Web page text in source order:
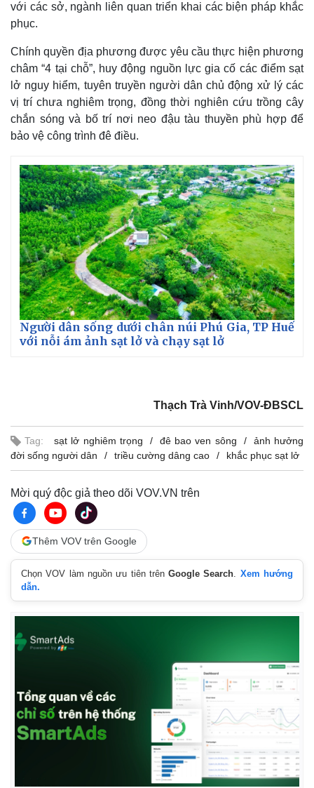
Thế giới
Quan sát
Cuộc sống đó đây
Hồ sơ
Multimedia
Video
Ảnh
E-Magazine
Infographic
với các sở, ngành liên quan triển khai các biện pháp khắc
phục.
Chính quyền địa phương được yêu cầu thực hiện phương
châm “4 tại chỗ”, huy động nguồn lực gia cố các điểm sạt
lở nguy hiểm, tuyên truyền người dân chủ động xử lý các
vị trí chưa nghiêm trọng, đồng thời nghiên cứu trồng cây
chắn sóng và bố trí nơi neo đậu tàu thuyền phù hợp để
bảo vệ công trình đê điều.
Người dân sống dưới chân núi Phú Gia, TP Huế
với nỗi ám ảnh sạt lở và chạy sạt lở
Thạch Trà Vinh/VOV-ĐBSCL
Tag: sạt lở nghiêm trọng đê bao ven sông
ảnh hưởng
đời sống người dân
triều cường dâng cao khắc phục sạt lở
Mời quý độc giả theo dõi VOV.VN trên
Thêm VOV trên Google
Chọn VOV làm nguồn ưu tiên trênGoogle Search
Xem hướng
dẫn.